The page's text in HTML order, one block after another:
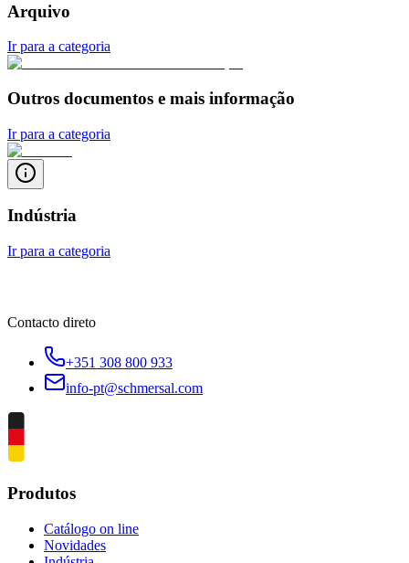
Arquivo
Ir para a categoria
Outros documentos e mais informação
Ir para a categoria
Indústria
Ir para a categoria
Contacto direto
+351 308 800 933
info-pt@schmersal.com
Produtos
Catálogo on line
Novidades